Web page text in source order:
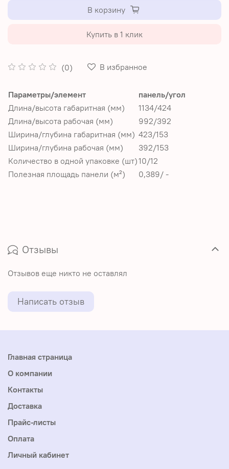
(0) В избранное
В корзину
Купить в 1 клик
Параметры/элемент
панель/угол
Длина/высота габаритная (мм)
1134/424
Длина/высота рабочая (мм)
992/392
Ширина/глубина габаритная (мм) 423/153
Ширина/глубина рабочая (мм)
392/153
Количество в одной упаковке (шт)10/12
Полезная площадь панели (м²)
0,389/ -
Отзывы
Отзывов еще никто не оставлял
Написать отзыв
Главная страница
О компании
Контакты
Доставка
Прайс-листы
Оплата
Личный кабинет